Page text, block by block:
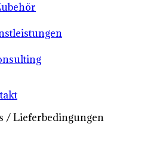
/ Lieferbedingungen